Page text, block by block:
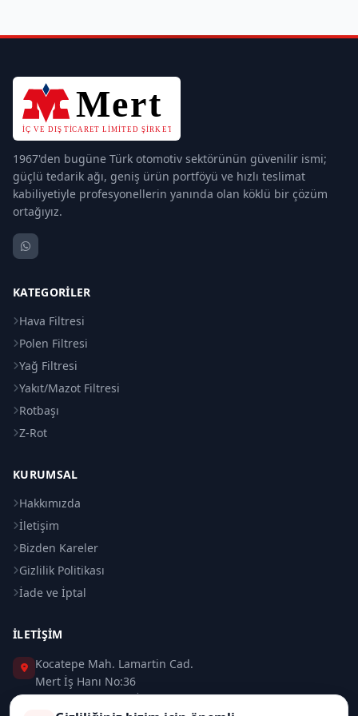
1967'den bugüne Türk otomotiv sektörünün güvenilir ismi;
güçlü tedarik ağı, geniş ürün portföyü ve hızlı teslimat
kabiliyetiyle profesyonellerin yanında olan köklü bir çözüm
ortağıyız.
KATEGORILER
Hava Filtresi
Polen Filtresi
Yağ Filtresi
Yakıt/Mazot Filtresi
Rotbaşı
Z-Rot
KURUMSAL
Hakkımızda
İletişim
Bizden Kareler
Gizlilik Politikası
İade ve İptal
İLETIŞIM
Kocatepe Mah. Lamartin Cad.
Mert İş Hanı No:36
Taksim / Beyoğlu / İSTANBUL